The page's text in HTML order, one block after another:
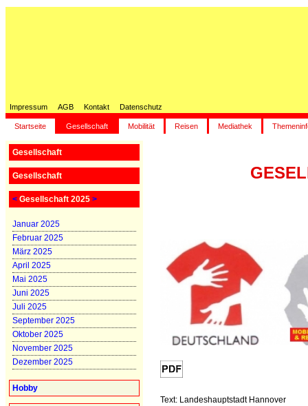
Impressum AGB Kontakt Datenschutz
Startseite Gesellschaft Mobilität Reisen Mediathek
Gesellschaft
Gesellschaft
< Gesellschaft 2025 >
Januar 2025
Februar 2025
März 2025
April 2025
Mai 2025
Juni 2025
Juli 2025
September 2025
Oktober 2025
November 2025
Dezember 2025
Hobby
Text: Landeshauptstadt Hannover